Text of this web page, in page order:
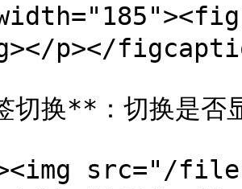
p></
换**：切换是否
src="/files/